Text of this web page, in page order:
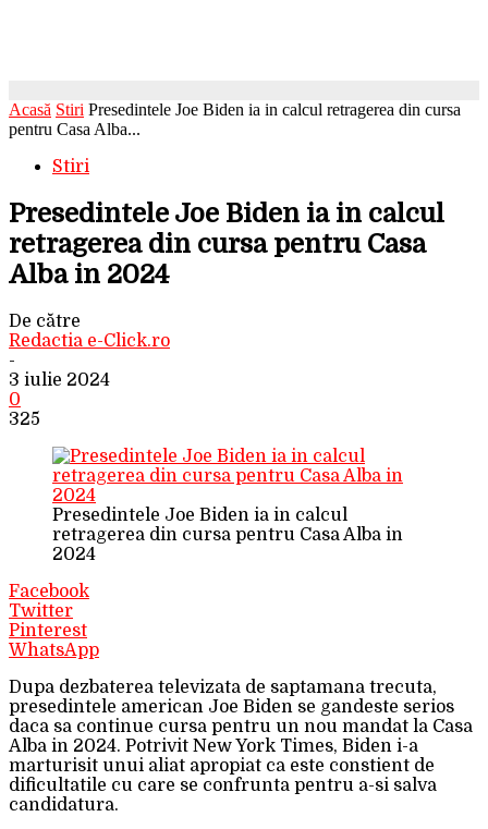
Acasă Stiri Presedintele Joe Biden ia in calcul retragerea din cursa
pentru Casa Alba...
Stiri
Presedintele Joe Biden ia in calcul
retragerea din cursa pentru Casa
Alba in 2024
De către
Redactia e-Click.ro
-
3 iulie 2024
0
325
Presedintele Joe Biden ia in calcul
retragerea din cursa pentru Casa Alba in
2024
Facebook
Twitter
Pinterest
WhatsApp
Dupa dezbaterea televizata de saptamana trecuta,
presedintele american Joe Biden se gandeste serios
daca sa continue cursa pentru un nou mandat la Casa
Alba in 2024. Potrivit New York Times, Biden i-a
marturisit unui aliat apropiat ca este constient de
dificultatile cu care se confrunta pentru a-si salva
candidatura.